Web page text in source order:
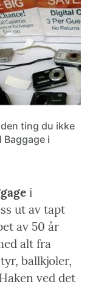
ting du ikke
i
i
ut av tapt
av 50 år
alt fra
ballkjoler,
ved det